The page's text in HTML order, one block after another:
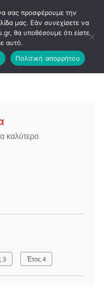
καλύτερο
3 Έτος 4
σας προσφέρουμε την
μας. Εάν συνεχίσετε να
θα υποθέσουμε ότι είστε
αυτό.
Πολιτική απορρήτου